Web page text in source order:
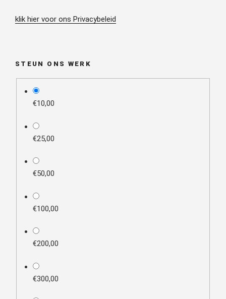
klik hier voor ons Privacybeleid
STEUN ONS WERK
plan_select
€10,00
€25,00
€50,00
€100,00
€200,00
€300,00